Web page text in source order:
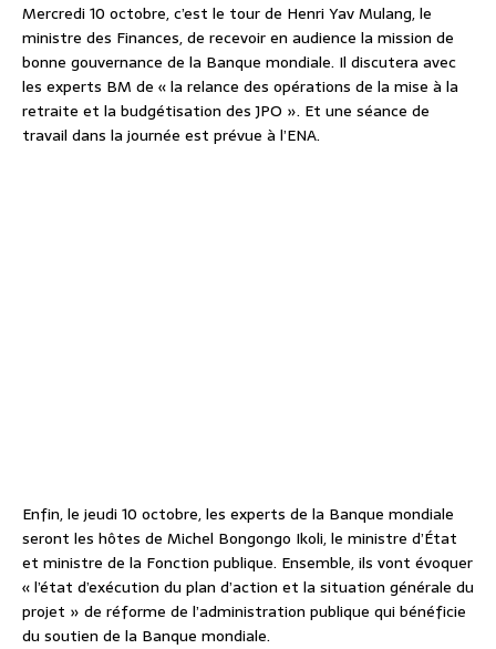
Mercredi 10 octobre, c’est le tour de Henri Yav Mulang, le
ministre des Finances, de recevoir en audience la mission de
bonne gouvernance de la Banque mondiale. Il discutera avec
les experts BM de « la relance des opérations de la mise à la
retraite et la budgétisation des JPO ». Et une séance de
travail dans la journée est prévue à l’ENA.
Enfin, le jeudi 10 octobre, les experts de la Banque mondiale
seront les hôtes de Michel Bongongo Ikoli, le ministre d’État
et ministre de la Fonction publique. Ensemble, ils vont évoquer
« l’état d’exécution du plan d’action et la situation générale du
projet » de réforme de l’administration publique qui bénéficie
du soutien de la Banque mondiale.